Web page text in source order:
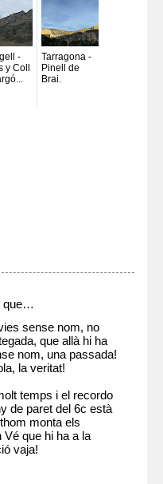
-
y Coll
Tarragona -
Pinell de
Brai.
que…
sense nom, no
que allà hi ha
nom, una passada!
la veritat!
temps i el recordo
de paret del 6c està
monta els
Vé que hi ha a la
vaja!